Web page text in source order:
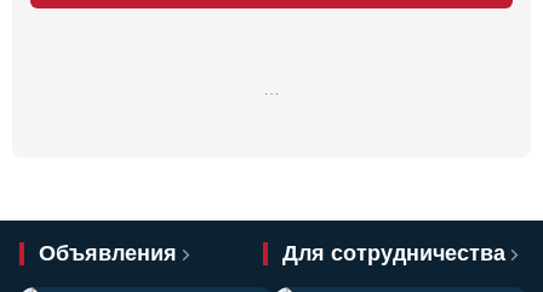
Объявления Для сотрудничества